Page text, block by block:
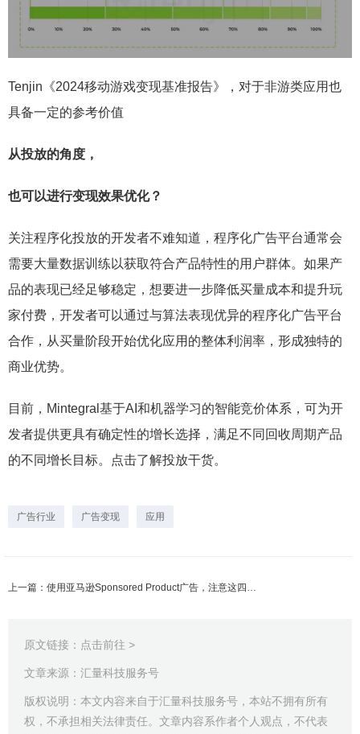
Tenjin《2024移动游戏变现基准报告》，对于非游类应用也
具备一定的参考价值
从投放的角度，
也可以进行变现效果优化？
关注程序化投放的开发者不难知道，程序化广告平台通常会
需要大量数据训练以获取符合产品特性的用户群体。如果产
品的表现已经足够稳定，想要进一步降低买量成本和提升玩
家付费，开发者可以通过与算法表现优异的程序化广告平台
合作，从买量阶段开始优化应用的整体利润率，形成独特的
商业优势。
目前，Mintegral基于AI和机器学习的智能竞价体系，可为开
发者提供更具有确定性的增长选择，满足不同回收周期产品
的不同增长目标。点击了解投放干货。
广告行业 广告变现 应用
上一篇：使用亚马逊Sponsored Product广告，注意这四个要点提示
原文链接： 点击前往 >
文章来源：汇量科技服务号
版权说明：本文内容来自于汇量科技服务号，本站不拥有所有
权，不承担相关法律责任。文章内容系作者个人观点，不代表